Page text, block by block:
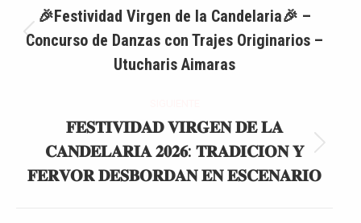
entre
publicaciones Publicación
anterior:
🎉Festividad Virgen de la Candelaria🎉 –
Concurso de Danzas con Trajes Originarios –
Utucharis Aimaras
Publicación
siguiente:
𝐅𝐄𝐒𝐓𝐈𝐕𝐈𝐃𝐀𝐃 𝐕𝐈𝐑𝐆𝐄𝐍 𝐃𝐄 𝐋𝐀
𝐂𝐀𝐍𝐃𝐄𝐋𝐀𝐑𝐈𝐀 𝟐𝟎𝟐𝟔: 𝐓𝐑𝐀𝐃𝐈𝐂𝐈𝐎𝐍 𝐘
𝐅𝐄𝐑𝐕𝐎𝐑 𝐃𝐄𝐒𝐁𝐎𝐑𝐃𝐀𝐍 𝐄𝐍 𝐄𝐒𝐂𝐄𝐍𝐀𝐑𝐈𝐎